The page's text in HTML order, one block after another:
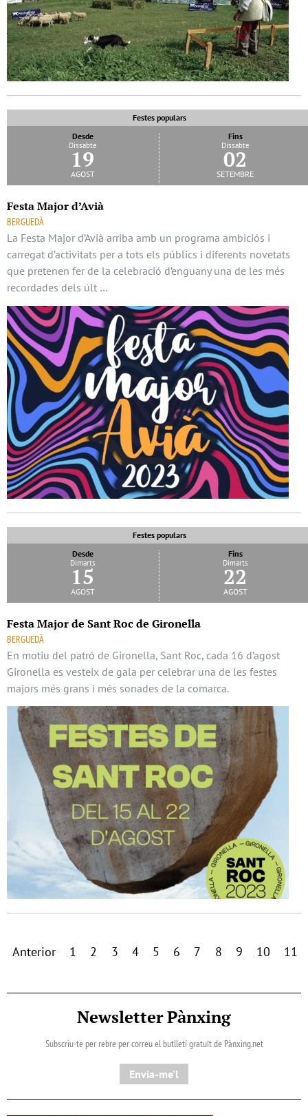
Festes populars
Desde
Dissabte
19
agost
Fins
Dissabte
02
setembre
Festa Major d’Avià
BERGUEDÀ
La Festa Major d’Avià arriba amb un programa ambiciós i
carregat d’activitats per a tots els públics i diferents novetats
que pretenen fer de la celebració d’enguany una de les més
recordades dels últ …
Festes populars
Desde
Dimarts
15
agost
Fins
Dimarts
22
agost
Festa Major de Sant Roc de Gironella
BERGUEDÀ
En motiu del patró de Gironella, Sant Roc, cada 16 d’agost
Gironella es vesteix de gala per celebrar una de les festes
majors més grans i més sonades de la comarca.
Anterior 1 2 3 4 5 6 7 8 9 10 11
Newsletter Pànxing
Subscriu-te per rebre per correu el butlletí gratuït de Pànxing.net​
Envia-me'l